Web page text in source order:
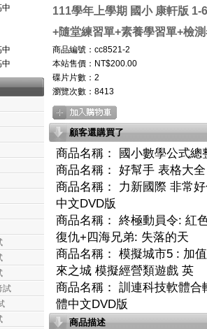
試
111學年上學期 國小 康軒版
+隨堂練習單+素養學習單+檢
商品編號：cc8521-2
本站售價：NT$200.00
碟片片數：2
瀏覽次數： 8413
顧客還購買了
商品名稱：
國小數學公式總
商品名稱：
好幫手 表格大
商品名稱：
力新國際 非常
中文DVD版
商品名稱：
終極動員令: 紅
復仇+四海兄弟: 失落的天
商品名稱：
模擬城市5 : 加
來之城 模擬經營類遊戲 英
商品名稱：
訓連科技軟體合
體中文DVD版
商品描述